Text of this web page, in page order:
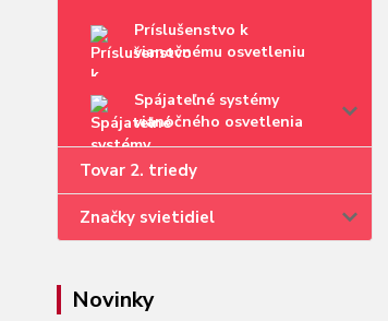
Príslušenstvo k
vianočnému osvetleniu
Spájateľné systémy
vianočného osvetlenia
Tovar 2. triedy
Značky svietidiel
Novinky